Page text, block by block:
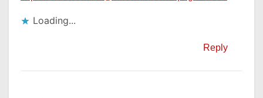
Loading...
Reply